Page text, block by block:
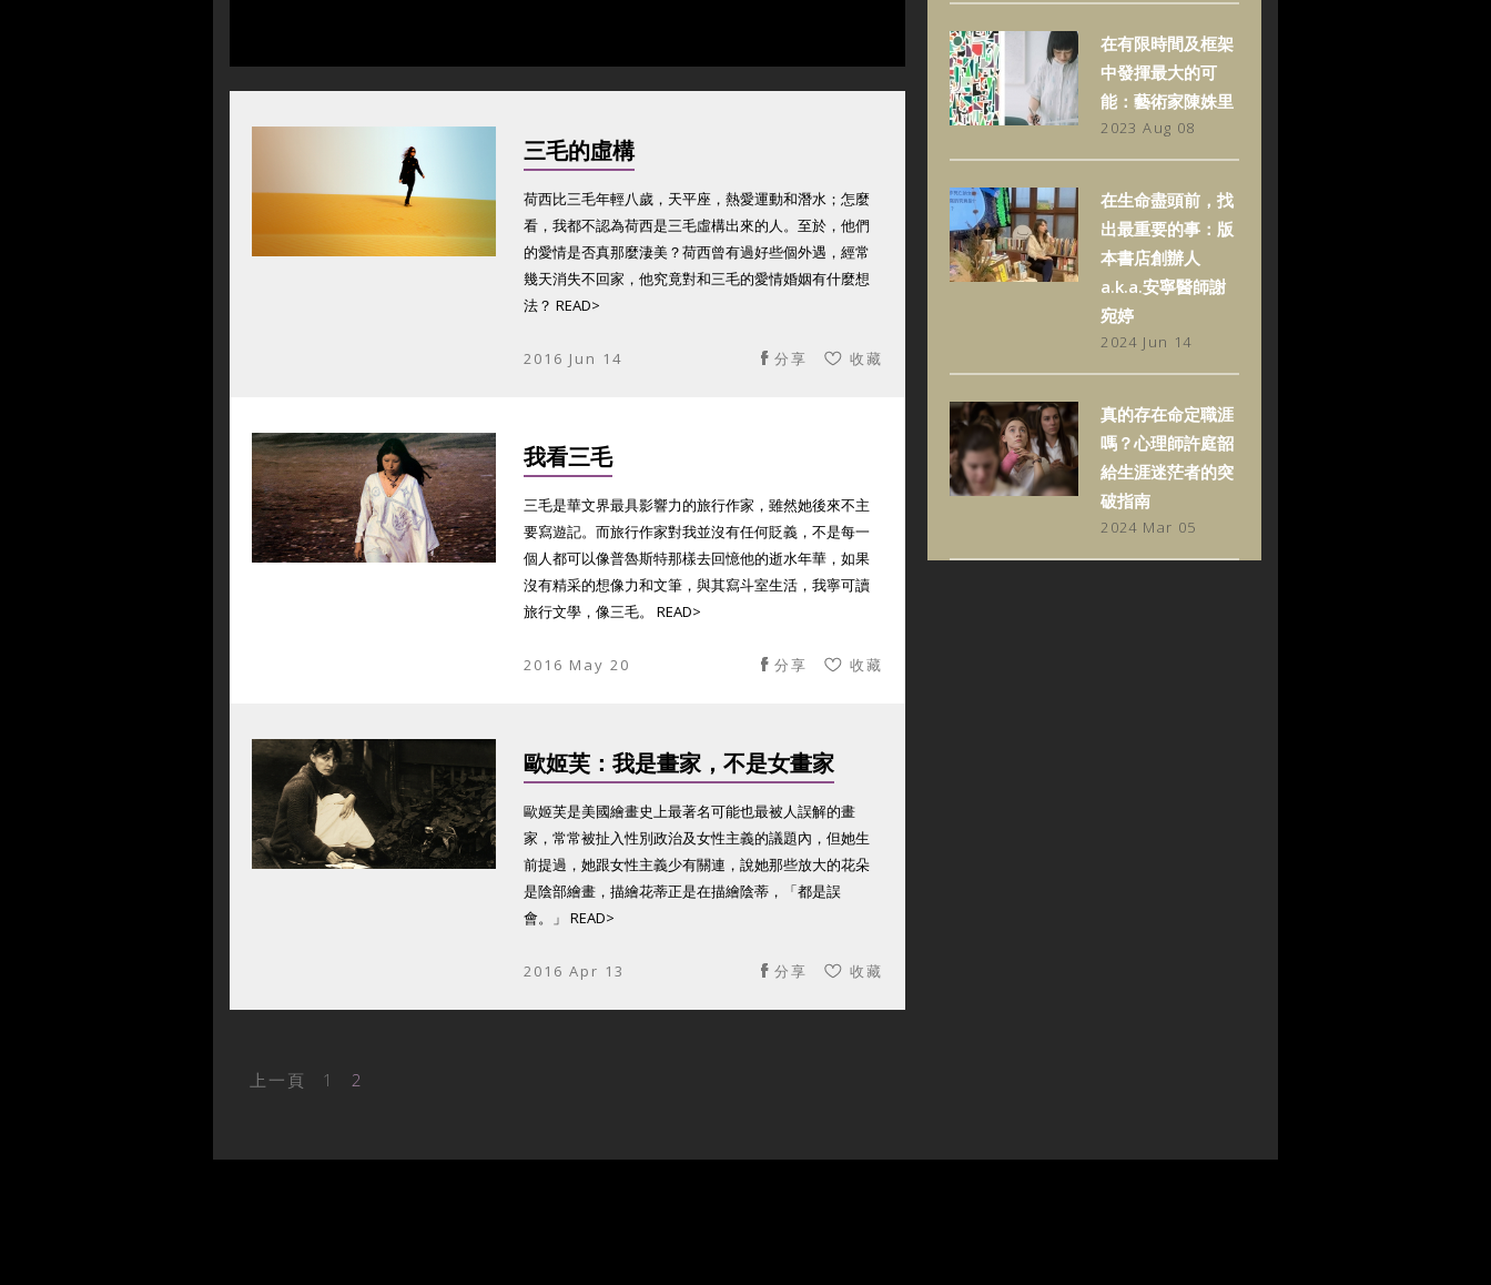
三毛的虛構
荷西比三毛年輕八歲，天平座，熱愛運動和潛水；怎麼
看，我都不認為荷西是三毛虛構出來的人。至於，他們
的愛情是否真那麼淒美？荷西曾有過好些個外遇，經常
幾天消失不回家，他究竟對和三毛的愛情婚姻有什麼想
法？ READ>
2016 Jun 14 收藏
分享
我看三毛
三毛是華文界最具影響力的旅行作家，雖然她後來不主
要寫遊記。而旅行作家對我並沒有任何貶義，不是每一
個人都可以像普魯斯特那樣去回憶他的逝水年華，如果
沒有精采的想像力和文筆，與其寫斗室生活，我寧可讀
旅行文學，像三毛。 READ>
2016 May 20 收藏
分享
歐姬芙：我是畫家，不是女畫家
歐姬芙是美國繪畫史上最著名可能也最被人誤解的畫
家，常常被扯入性別政治及女性主義的議題內，但她生
前提過，她跟女性主義少有關連，說她那些放大的花朵
是陰部繪畫，描繪花蒂正是在描繪陰蒂，「都是誤
會。」 READ>
2016 Apr 13 收藏
分享
上一頁 1 2
在有限時間及框架
中發揮最大的可
能：藝術家陳姝里
2023 Aug 08
在生命盡頭前，找
出最重要的事：版
本書店創辦人
a.k.a.安寧醫師謝
宛婷
2024 Jun 14
真的存在命定職涯
嗎？心理師許庭韶
給生涯迷茫者的突
破指南
2024 Mar 05